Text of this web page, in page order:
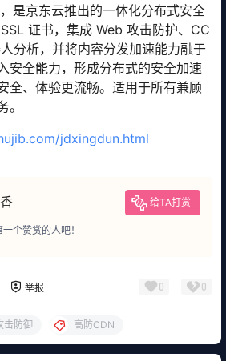
是京东云推出的一体化分布式安全
证书，集成 Web 攻击防护、CC
分析，并将内容分发加速能力融于
安全能力，形成分布式的安全加速
全、体验更流畅。适用于所有兼顾
jdxingdun.html
给TA打赏
个赞赏的人吧！
举报 0 0
击防御 高防CDN